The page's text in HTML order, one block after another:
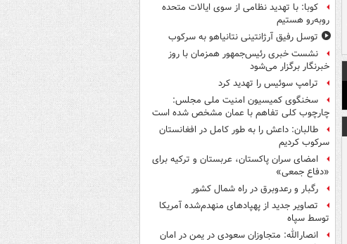
کوبا: با تهدید نظامی از سوی ایالات متحده
روبه‌رو هستیم
توسل رفیق آرژانتینی نتانیاهو به سرکوب
نشست خبری رئیس‌جمهور همزمان با روز
خبرنگار برگزار می‌شود
ترامپ سوئیس را تهدید کرد
سخنگوی کمیسیون امنیت ملی مجلس:
چارچوب کلی تفاهم با عمان مشخص شده است
طالبان: داعش را به طور کامل در افغانستان
سرکوب کردیم
امضای سران پاکستان، عربستان و ترکیه برای
«دفاع جمعی»
رگبار و رعدوبرق در راه شمال کشور
تصاویر جدید از پهپادهای منهدم‌شده آمریکا
توسط سپاه
انصارالله: متجاوزان سعودی در یمن در امان